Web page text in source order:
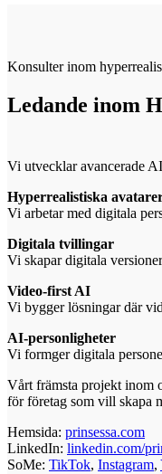
Konsulter inom
Ledande inom
Vi utvecklar avancerade
Hyperrealistiska
Vi arbetar med digitala
Digitala tvillingar
Vi skapar digitala
Video-first AI
Vi bygger lösningar där
AI-personligheter
Vi formger digitala
Vårt främsta projekt inom
för företag som vill skapa
Hemsida: prinsessa.com
LinkedIn: linkedin.com/
SoMe: TikTok, Instagram,